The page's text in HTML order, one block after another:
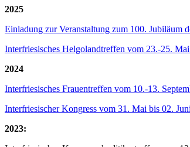
2025
Einladung zur Veranstaltung zum 100. Jubiläum
Interfriesisches Helgolandtreffen vom 23.-25.
2024
Interfriesisches Frauentreffen vom 10.-13.
Interfriesischer Kongress vom 31. Mai bis 02.
2023: